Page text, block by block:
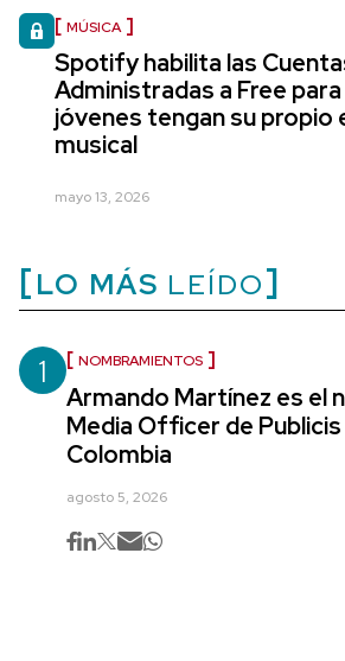
MÚSICA
Spotify habilita las
Administradas a Free
jóvenes tengan su propio
musical
mayo 13, 2026
LO MÁS LEÍDO
1 NOMBRAMIENTOS
Armando Martínez es el
Media Officer de Publicis
Colombia
agosto 5, 2026